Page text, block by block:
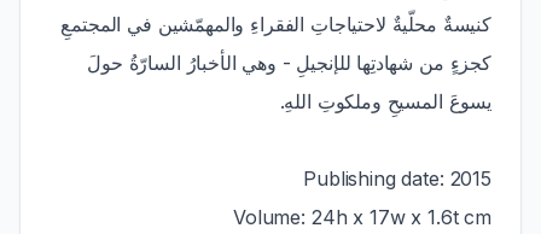
كنيسةٌ محلّيةٌ لاحتياجاتِ الفقراءِ والمهمّشين في المجتمعِ
كجزءٍ من شهادتِها للإنجيلِ - وهي الأخبارُ السارّةُ حولَ
يسوعَ المسيحِ وملكوتِ اللهِ.
Publishing date: 2015
Volume: 24h x 17w x 1.6t cm